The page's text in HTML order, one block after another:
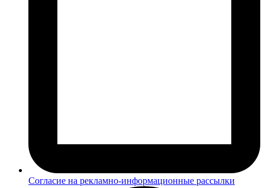
Согласие на рекламно-информационные рассылки